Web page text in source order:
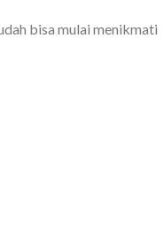
bisa mulai menikmati